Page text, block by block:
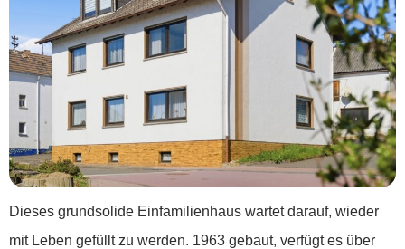
Dieses grundsolide Einfamilienhaus wartet darauf, wieder
mit Leben gefüllt zu werden. 1963 gebaut, verfügt es über